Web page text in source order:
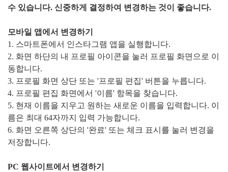
수 있습니다. 신중하게 결정하여 변경하는 것이 좋습니다.
모바일 앱에서 변경하기
1. 스마트폰에서 인스타그램 앱을 실행합니다.
2. 화면 하단의 내 프로필 아이콘을 눌러 프로필 화면으로 이
동합니다.
3. 프로필 화면 상단 또는 '프로필 편집' 버튼을 누릅니다.
4. 프로필 편집 화면에서 '이름' 항목을 찾습니다.
5. 현재 이름을 지우고 원하는 새로운 이름을 입력합니다. 이
름은 최대 64자까지 입력 가능합니다.
6. 화면 오른쪽 상단의 '완료' 또는 체크 표시를 눌러 변경을
저장합니다.
PC 웹사이트에서 변경하기